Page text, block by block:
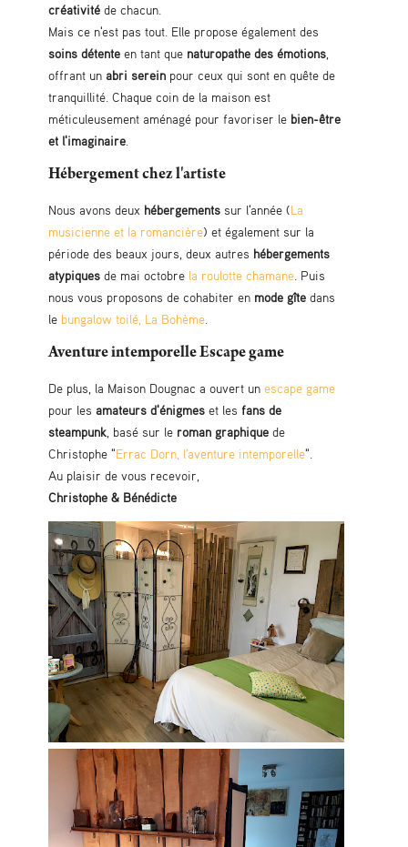
créativité de chacun.
Mais ce n'est pas tout. Elle propose également des
soins détente en tant que naturopathe des émotions
offrant un abri serein pour ceux qui sont en quête de
tranquillité. Chaque coin de la maison est
méticuleusement aménagé pour favoriser le bien-être
et l'imaginaire
Hébergement chez l'artiste
Nous avons deux hébergements sur l'année (La
musicienne et la romancière) et également sur la
période des beaux jours, deux autres hébergements
atypiques de mai octobre la roulotte chamane . Puis
nous vous proposons de cohabiter en mode gîte dans
le bungalow toilé, La Bohème
Aventure intemporelle Escape game
De plus, la Maison Dougnac a ouvert un escape game
pour les amateurs d'énigmes et les fans de
steampunk , basé sur le roman graphique de
Christophe "Errac Dorn, l'aventure intemporelle".
Au plaisir de vous recevoir,
Christophe & Bénédicte